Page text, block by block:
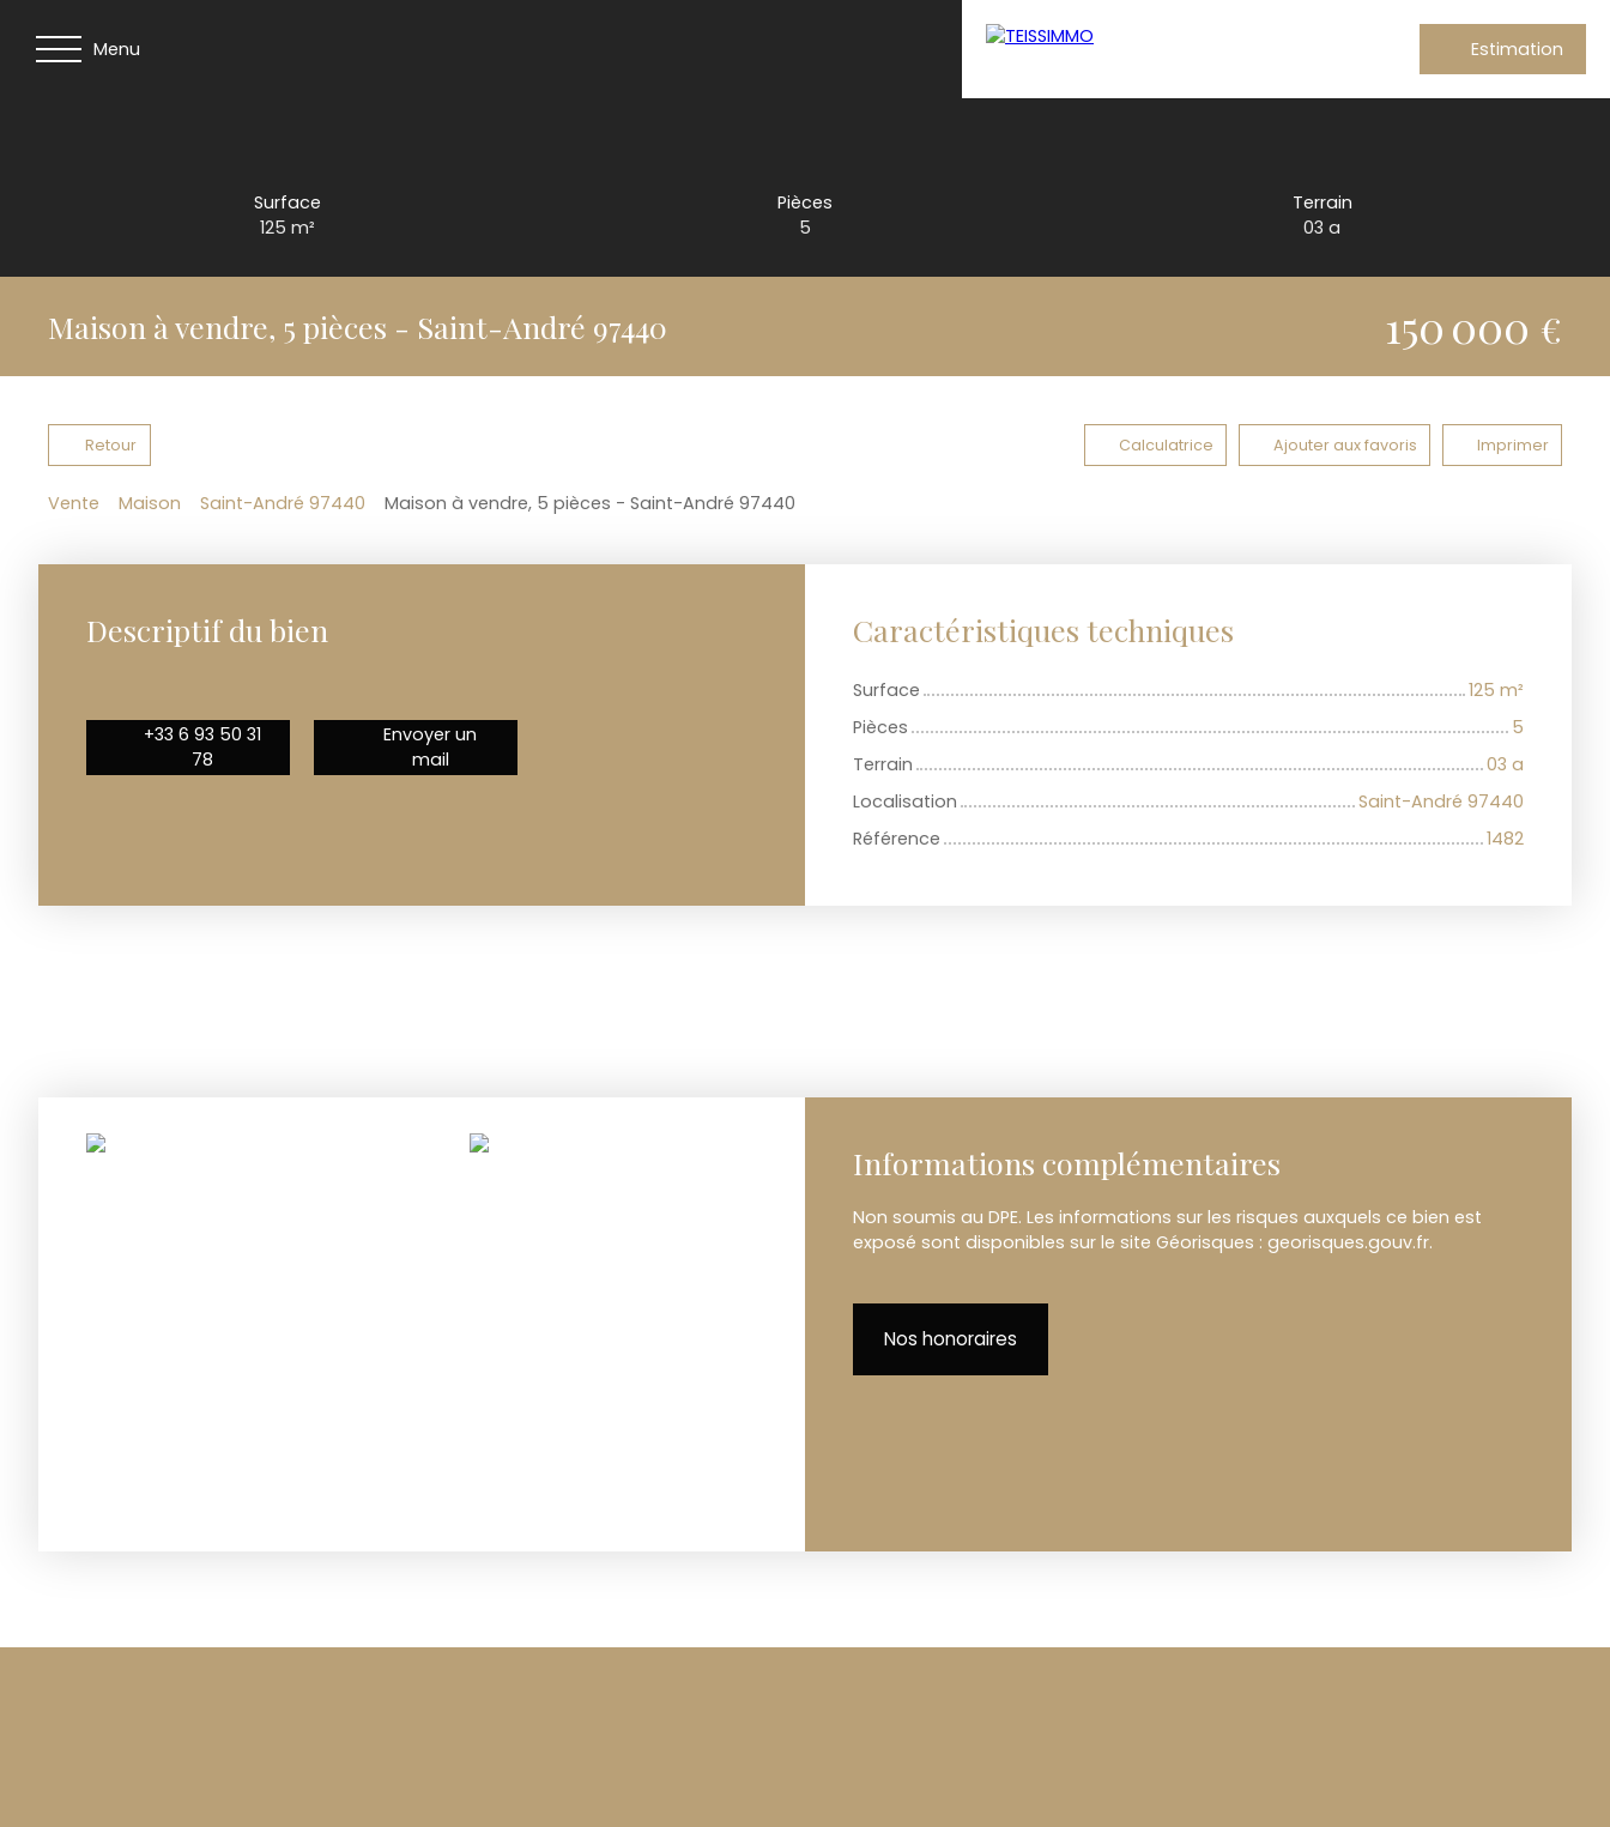
Menu Estimation
Surface
125m²
Pièces
5
Terrain
03 a
Maison à vendre, 5 pièces - Saint-André 97440 150 000 €
Retour Calculatrice Ajouter aux favoris Imprimer
Vente Maison Saint-André 97440 Maison à vendre, 5 pièces - Saint-André 97440
Descriptif du bien
+33 6 93 50 31
78
Envoyer un
mail
Caractéristiques techniques
Surface 125 m²
Pièces
5
Terrain
03 a
Localisation
Saint-André 97440
Référence
1482
Informations complémentaires
Non soumis au DPE. Les informations sur les risques auxquels ce bien est
exposé sont disponibles sur le site Géorisques : georisques.gouv.fr.
Nos honoraires